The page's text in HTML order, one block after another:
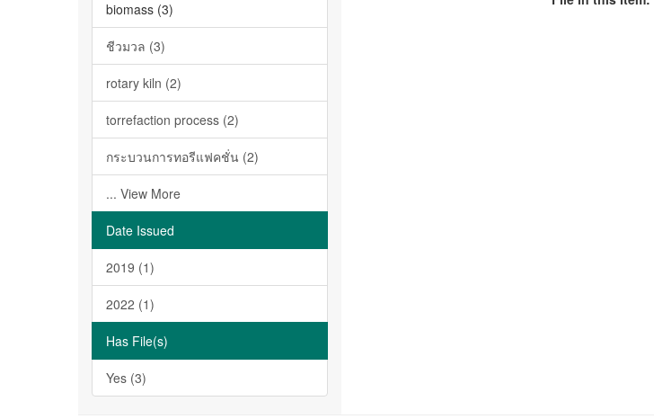
biomass (3)
ชีวมวล (3)
rotary kiln (2)
torrefaction process (2)
กระบวนการทอรีแฟคชั่น (2)
... View More
Date Issued
2019 (1)
2022 (1)
Has File(s)
Yes (3)